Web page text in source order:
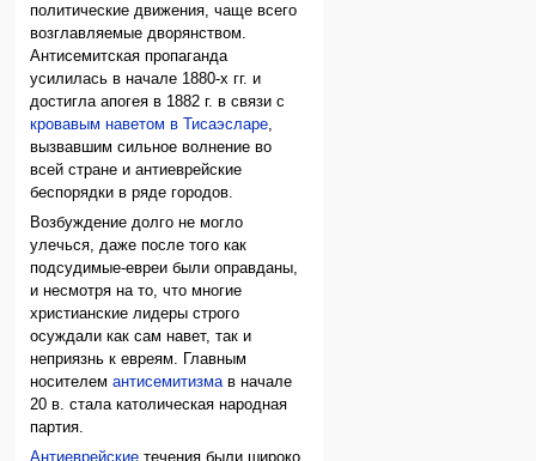
политические движения, чаще всего
возглавляемые дворянством.
Антисемитская пропаганда
усилилась в начале 1880-х гг. и
достигла апогея в 1882 г. в связи с
кровавым наветом в Тисаэсларе
вызвавшим сильное волнение во
всей стране и антиеврейские
беспорядки в ряде городов.
Возбуждение долго не могло
улечься, даже после того как
подсудимые-евреи были оправданы,
и несмотря на то, что многие
христианские лидеры строго
осуждали как сам навет, так и
неприязнь к евреям. Главным
носителемантисемитизмав начале
20 в. стала католическая народная
партия.